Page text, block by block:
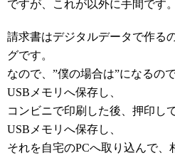
ですが、これが以外に手間です。
請求書はデジタルデータで作る
グです。
なので、”僕の場合は”になるの
USBメモリへ保存し、
コンビニで印刷した後、押印し
USBメモリへ保存し、
それを自宅のPCへ取り込んで、